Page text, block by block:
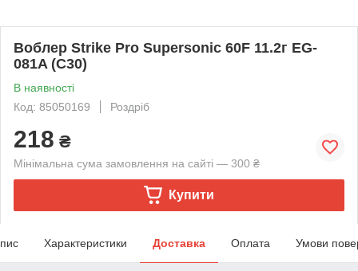
Воблер Strike Pro Supersonic 60F 11.2г EG-
081A (C30)
В наявності
Код: 85050169
Роздріб
218 ₴
Мінімальна сума замовлення на сайті — 300 ₴
Купити
Характеристики Доставка Оплата Умови